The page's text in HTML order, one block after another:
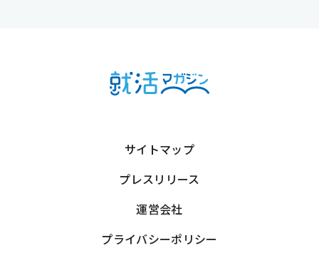
サイトマップ
プレスリリース
運営会社
プライバシーポリシー